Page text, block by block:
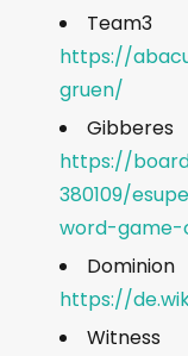
Team3
https://
gruen/
Gibberes
https://
380109/
word-game-
Dominion
https://
Witness